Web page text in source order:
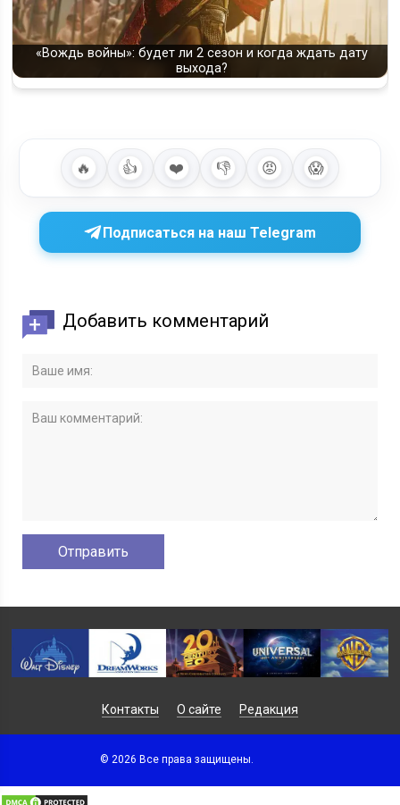
«Вождь войны»: будет ли 2 сезон и когда ждать дату
выхода?
🔥 👍 ❤️ 👎 😡 😱
Подписаться на наш Telegram
Добавить комментарий
Контакты О сайте Редакция
© 2026 Все права защищены.